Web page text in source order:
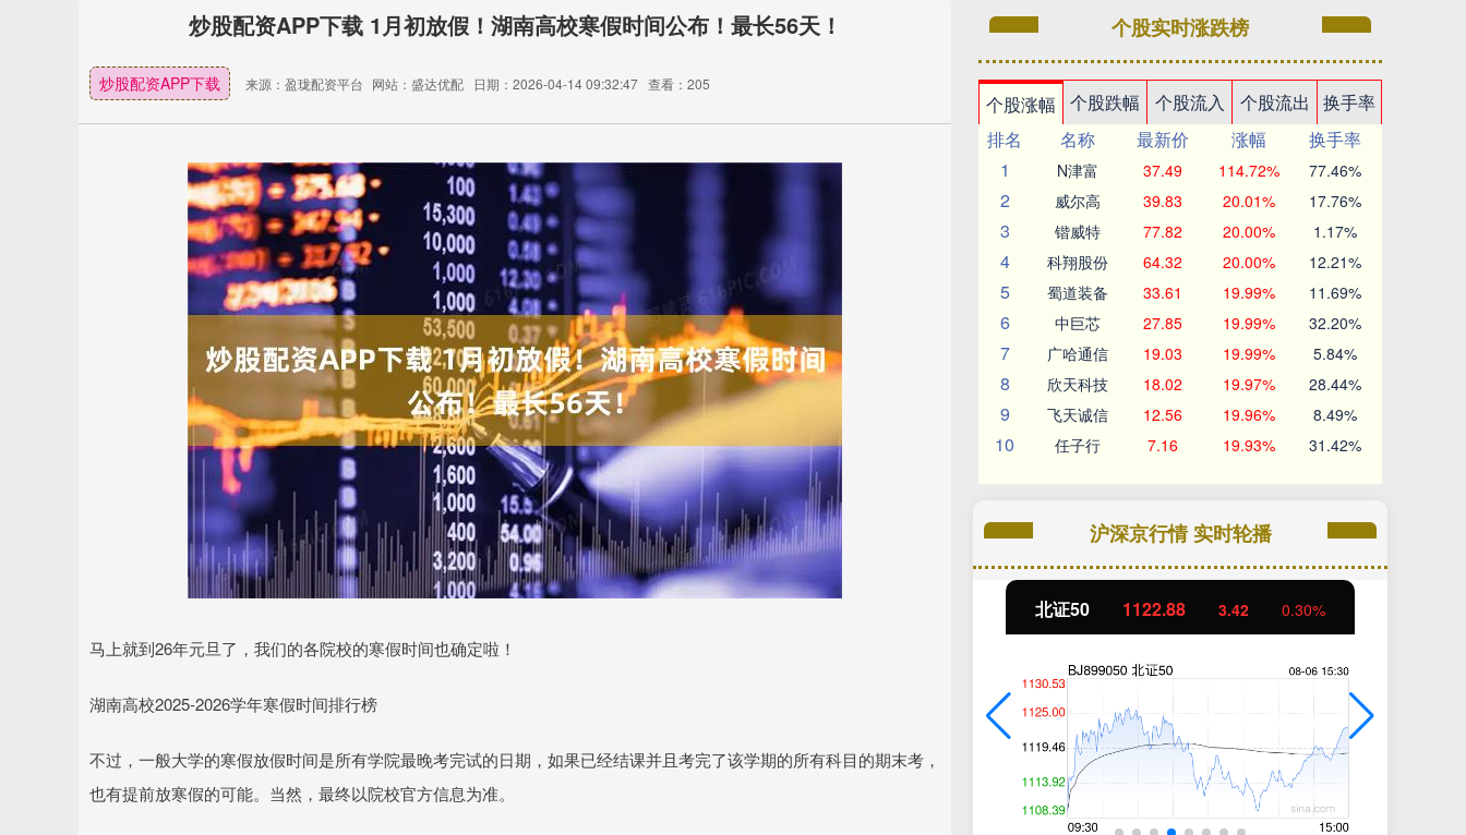
炒股配资APP下载 1月初放假！湖南高校寒假时间公布！最长56天！
炒股配资APP下载 来源：盈珑配资平台 网站：盛达优配 日期：2026-04-14 09:32:47 查看：205
马上就到26年元旦了，我们的各院校的寒假时间也确定啦！
湖南高校2025-2026学年寒假时间排行榜
不过，一般大学的寒假放假时间是所有学院最晚考完试的日期，如果已经结课并且考完了该学期的所有科目的期末考，
也有提前放寒假的可能。当然，最终以院校官方信息为准。
个股实时涨跌榜
个股涨幅 个股跌幅 个股流入 个股流出
换手率
排名
名称 最新价 涨幅
换手率
1
N津富 37.49 114.72% 77.46%
2 威尔高 39.83 20.01% 17.76%
3 锴威特 77.82 20.00% 1.17%
4 科翔股份 64.32 20.00% 12.21%
5 蜀道装备 33.61 19.99% 11.69%
6 中巨芯 27.85 19.99% 32.20%
7 广哈通信 19.03 19.99% 5.84%
8 欣天科技 18.02 19.97% 28.44%
9 飞天诚信 12.56 19.96% 8.49%
10 任子行 7.16 19.93% 31.42%
沪深京行情 实时轮播
北证50 1122.88 3.42 0.30%